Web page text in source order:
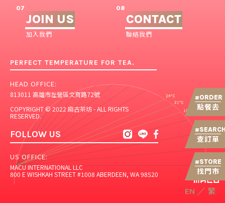
#ORDER
點餐去
#
查訂單
#STORE
找門市
EN ／ 繁
07
JOIN US
加入我們
08
CONTACT
聯絡我們
PERFECT TEMPERATURE FOR TEA.
HEAD OFFICE:
813011 高雄市左營區文育路72號
COPYRIGHT © 2022 麻古茶坊 - ALL RIGHTS
RESERVED.
FOLLOW US
US OFFICE:
MACU INTERNATIONAL LLC
800 E WISHKAH STREET #1008 ABERDEEN, WA 98520